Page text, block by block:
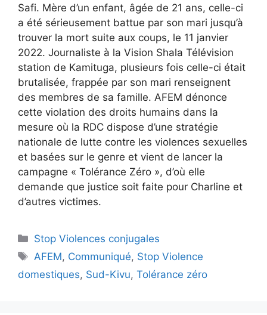
Safi. Mère d’un enfant, âgée de 21 ans, celle-ci
a été sérieusement battue par son mari jusqu’à
trouver la mort suite aux coups, le 11 janvier
2022. Journaliste à la Vision Shala Télévision
station de Kamituga, plusieurs fois celle-ci était
brutalisée, frappée par son mari renseignent
des membres de sa famille. AFEM dénonce
cette violation des droits humains dans la
mesure où la RDC dispose d’une stratégie
nationale de lutte contre les violences sexuelles
et basées sur le genre et vient de lancer la
campagne « Tolérance Zéro », d’où elle
demande que justice soit faite pour Charline et
d’autres victimes.
Stop Violences conjugales
AFEM, Communiqué, Stop Violence
domestiques, Sud-Kivu, Tolérance zéro